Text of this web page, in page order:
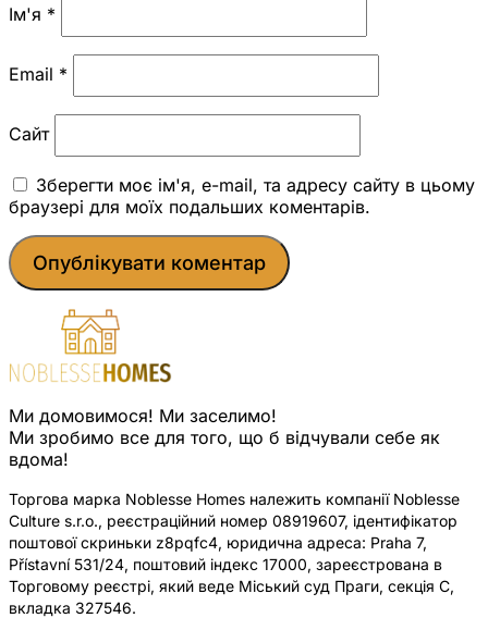
Ім'я *
Email *
Сайт
Зберегти моє ім'я, e-mail, та адресу сайту в цьому
браузері для моїх подальших коментарів.
Ми домовимося! Ми заселимо!
Ми зробимо все для того, що б відчували себе як
вдома!
Торгова марка Noblesse Homes належить компанії Noblesse
Culture s.r.o., реєстраційний номер 08919607, ідентифікатор
поштової скриньки z8pqfc4, юридична адреса: Praha 7,
Přístavní 531/24, поштовий індекс 17000, зареєстрована в
Торговому реєстрі, який веде Міський суд Праги, секція C,
вкладка 327546.